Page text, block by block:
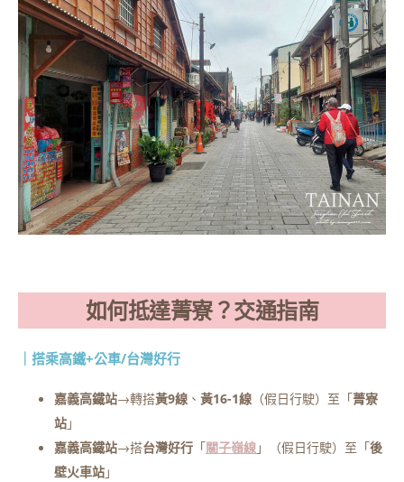
如何抵達菁寮？交通指南
｜搭乘高鐵+公車/台灣好行
嘉義高鐵站→轉搭黃9線 、 黃16-1線 （假日行駛）至「菁寮
站 」
嘉義高鐵站→搭台灣好行 「關子嶺線 」（假日行駛）至「後
壁火車站 」